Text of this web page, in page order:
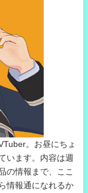
。お昼にちょ
います。内容は週
の情報まで、ここ
情報通になれるか